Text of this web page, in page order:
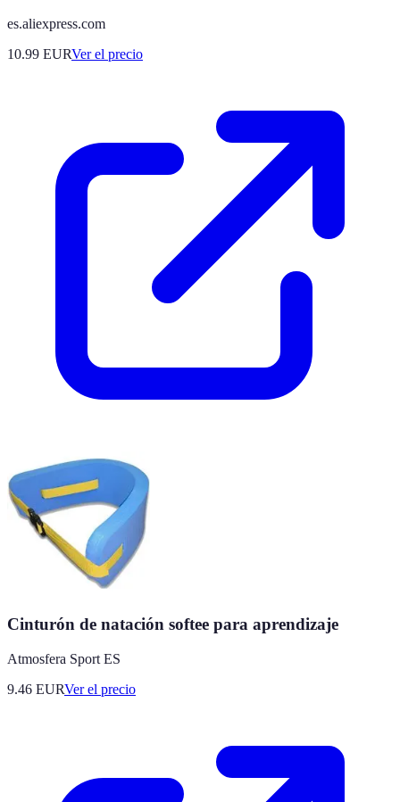
es.aliexpress.com
10.99 EURVer el precio
Cinturón de natación softee para aprendizaje
Atmosfera Sport ES
9.46 EURVer el precio